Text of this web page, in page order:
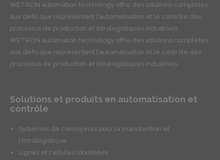
WETRON automation technology offre des solutions complètes
aux défis que représentent l’automatisation et le contrôle des
processus de production et intralogistiques industriels.
WETRON automation technology offre des solutions complètes
aux défis que représentent l’automatisation et le contrôle des
processus de production et intralogistiques industriels.
Solutions et produits en automatisation et
contrôle
Systèmes de convoyeurs pour la manutention et
l'intralogistique
Lignes et cellules robotisées